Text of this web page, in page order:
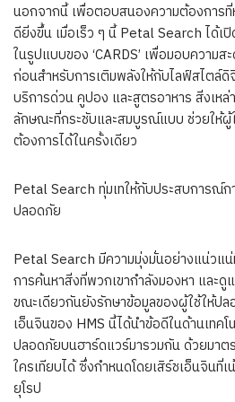
นอกจากนี้ เพื่อตอบสนองความต้องการที่
ดียิ่งขึ้น เมื่อเร็ว ๆ นี้ Petal Search ได้เ
ในรูปแบบของ ‘CARDS’ เพื่อมอบความส
ก่อนสำหรับการเติมพลังให้กับไลฟ์สไตล์
บริการด่วน คูปอง และสูตรอาหาร สิ่งเหล่
ลักษณะที่กระชับและสมบูรณ์แบบ ช่วยให้ผู้
ต้องการได้ในครั้งเดียว
Petal Search ทุ่มเทให้กับประสบการณ์ก
ปลอดภัย
Petal Search มีความมุ่งมั่นอย่างแน่วแน่
การค้นหาสิ่งที่พวกเขากำลังมองหา และ
ขณะเดียวกันยังรักษาข้อมูลของผู้ใช้ให้ป
เอ็นจินของ HMS นี้ได้นำข้อดีในด้านเทค
ปลอดภัยบนฮาร์ดแวร์มารวมกัน ด้วยมาต
ใครเทียบได้ ซึ่งกำหนดโดยเสิร์ชเอ็นจินที่
ยุโรป